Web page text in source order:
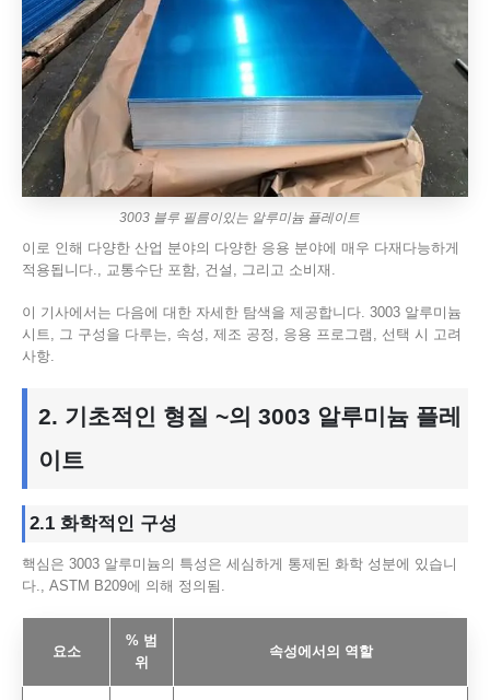
3003 블루 필름이있는 알루미늄 플레이트
이로 인해 다양한 산업 분야의 다양한 응용 분야에 매우 다재다능하게
적용됩니다., 교통수단 포함, 건설, 그리고 소비재.
이 기사에서는 다음에 대한 자세한 탐색을 제공합니다. 3003 알루미늄
시트, 그 구성을 다루는, 속성, 제조 공정, 응용 프로그램, 선택 시 고려
사항.
2. 기초적인 형질 ~의 3003 알루미늄 플레
이트
2.1 화학적인 구성
핵심은 3003 알루미늄의 특성은 세심하게 통제된 화학 성분에 있습니
다., ASTM B209에 의해 정의됨.
요소
% 범
위
속성에서의 역할